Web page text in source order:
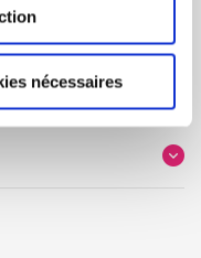
nécessaires